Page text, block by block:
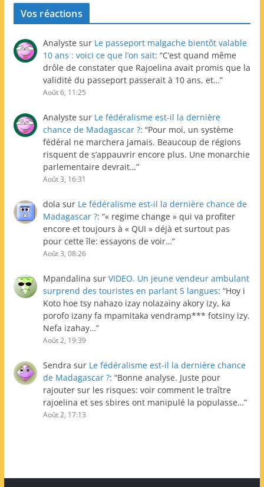
Vos réactions
Analyste sur Le passeport malgache bientôt valable
10 ans : voici ce que l’on sait: “C’est quand même
drôle de constater que Rajoelina avait promis que la
validité du passeport passerait à 10 ans, et…”
Août 6, 11:25
Analyste sur Le fédéralisme est-il la dernière
chance de Madagascar ?: “Pour moi, un système
fédéral ne marchera jamais. Beaucoup de régions
risquent de s’appauvrir encore plus. Une monarchie
parlementaire devrait…”
Août 3, 16:31
dola sur Le fédéralisme est-il la dernière chance de
Madagascar ?: “« regime change » qui va profiter
encore et toujours à « QUI » déjà et surtout pas
pour cette île: essayons de voir…”
Août 3, 08:26
Mpandalina sur VIDEO. Un jeune vendeur ambulant
surprend des touristes en parlant 5 langues: “Hoy i
Koto hoe tsy nahazo izay nolazainy akory izy, ka
porofo izany fa mpamitaka vendramp*** fotsiny izy.
Nefa izahay…”
Août 2, 19:39
Sendra sur Le fédéralisme est-il la dernière chance
de Madagascar ?: “Bonne analyse. Juste pour
rajouter sur les risques: voir comment le traître
rajoelina et ses sbires ont manipulé la populasse…”
Août 2, 17:13